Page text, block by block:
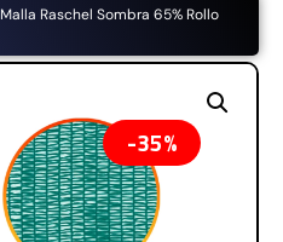
Malla Raschel Sombra 65% Rollo
35%